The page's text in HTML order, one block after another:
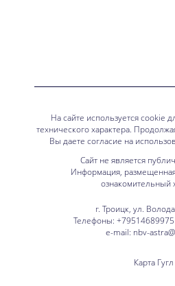
На сайте используется cookie
технического характера.
Вы даете согласие на
Сайт не является
Информация,
ознакомительный
г. Троицк, ул.
Телефоны:
e-mail: nbv-
Карта Гугл